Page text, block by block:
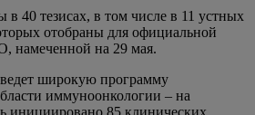
40 тезисах, в том числе в 11 устных
отобраны для официальной
намеченной на 29 мая.
широкую программу
иммуноонкологии – на
инициировано 85 клинических